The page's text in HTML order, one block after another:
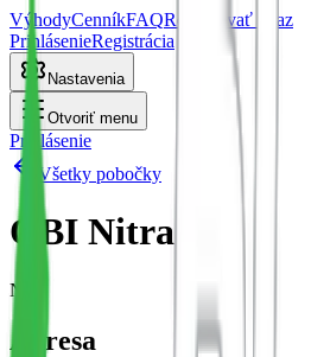
VýhodyCenníkFAQRezervovať teraz
PrihlásenieRegistrácia
Nastavenia
Otvoriť menu
Prihlásenie
Všetky pobočky
OBI Nitra
Nitra
Adresa